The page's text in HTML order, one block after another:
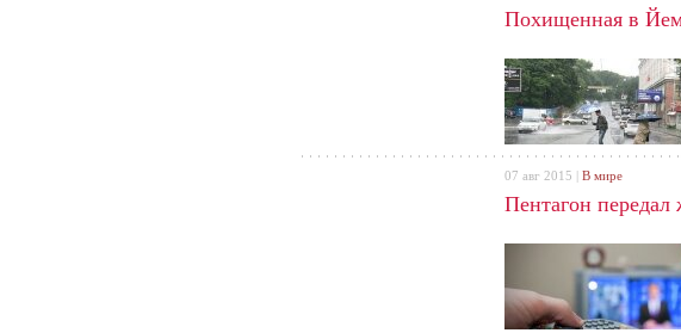
Похищенная в
Пентагон передал
07 авг 2015 | В мире